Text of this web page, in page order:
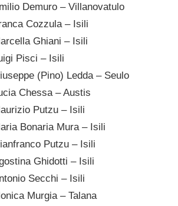
Demuro – Villanovatulo
Cozzula – Isili
Ghiani – Isili
Pisci – Isili
(Pino) Ledda – Seulo
Chessa – Austis
Putzu – Isili
Bonaria Mura – Isili
Putzu – Isili
Ghidotti – Isili
Secchi – Isili
Murgia – Talana